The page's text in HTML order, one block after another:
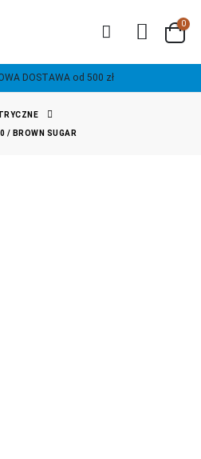
0
DOSTAWA od 500 zł
/ BROWN SUGAR